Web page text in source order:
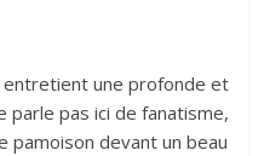
entretient une profonde et
parle pas ici de fanatisme,
pamoison devant un beau